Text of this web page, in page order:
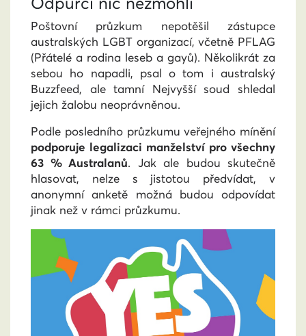
Poštovní průzkum nepotěšil zástupce
australských LGBT organizací, včetně PFLAG
(Přátelé a rodina leseb a gayů). Několikrát za
sebou ho napadli, psal o tom i australský
Buzzfeed, ale tamní Nejvyšší soud shledal
jejich žalobu neoprávněnou.
Podle posledního průzkumu veřejného mínění
podporuje legalizaci manželství pro všechny
63 % Australanů. Jak ale budou skutečně
hlasovat, nelze s jistotou předvídat, v
anonymní anketě možná budou odpovídat
jinak než v rámci průzkumu.